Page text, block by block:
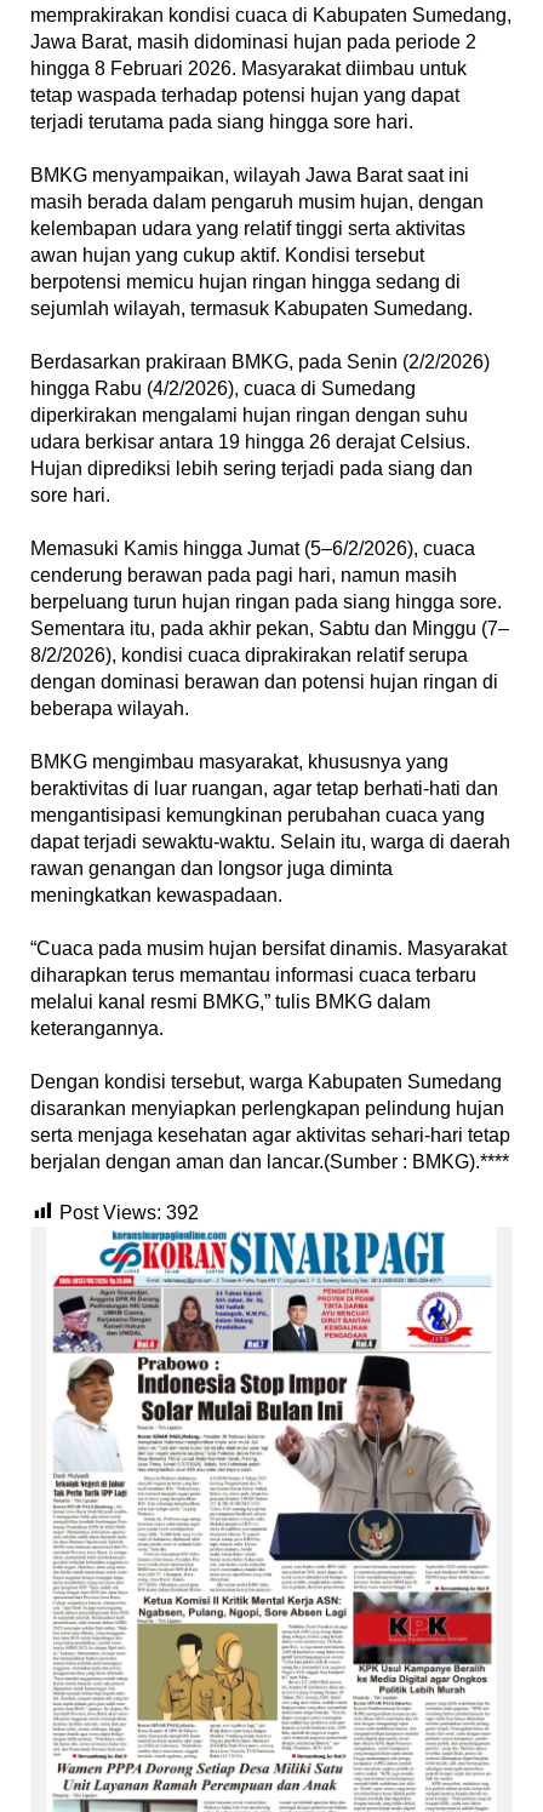
memprakirakan kondisi cuaca di Kabupaten Sumedang,
Jawa Barat, masih didominasi hujan pada periode 2
hingga 8 Februari 2026. Masyarakat diimbau untuk
tetap waspada terhadap potensi hujan yang dapat
terjadi terutama pada siang hingga sore hari.
‎BMKG menyampaikan, wilayah Jawa Barat saat ini
masih berada dalam pengaruh musim hujan, dengan
kelembapan udara yang relatif tinggi serta aktivitas
awan hujan yang cukup aktif. Kondisi tersebut
berpotensi memicu hujan ringan hingga sedang di
sejumlah wilayah, termasuk Kabupaten Sumedang.
‎Berdasarkan prakiraan BMKG, pada Senin (2/2/2026)
hingga Rabu (4/2/2026), cuaca di Sumedang
diperkirakan mengalami hujan ringan dengan suhu
udara berkisar antara 19 hingga 26 derajat Celsius.
Hujan diprediksi lebih sering terjadi pada siang dan
sore hari.
‎Memasuki Kamis hingga Jumat (5–6/2/2026), cuaca
cenderung berawan pada pagi hari, namun masih
berpeluang turun hujan ringan pada siang hingga sore.
Sementara itu, pada akhir pekan, Sabtu dan Minggu (7–
8/2/2026), kondisi cuaca diprakirakan relatif serupa
dengan dominasi berawan dan potensi hujan ringan di
beberapa wilayah.
‎BMKG mengimbau masyarakat, khususnya yang
beraktivitas di luar ruangan, agar tetap berhati-hati dan
mengantisipasi kemungkinan perubahan cuaca yang
dapat terjadi sewaktu-waktu. Selain itu, warga di daerah
rawan genangan dan longsor juga diminta
meningkatkan kewaspadaan.
‎“Cuaca pada musim hujan bersifat dinamis. Masyarakat
diharapkan terus memantau informasi cuaca terbaru
melalui kanal resmi BMKG,” tulis BMKG dalam
keterangannya.
‎Dengan kondisi tersebut, warga Kabupaten Sumedang
disarankan menyiapkan perlengkapan pelindung hujan
serta menjaga kesehatan agar aktivitas sehari-hari tetap
berjalan dengan aman dan lancar.(Sumber : BMKG).****
Post Views: 392